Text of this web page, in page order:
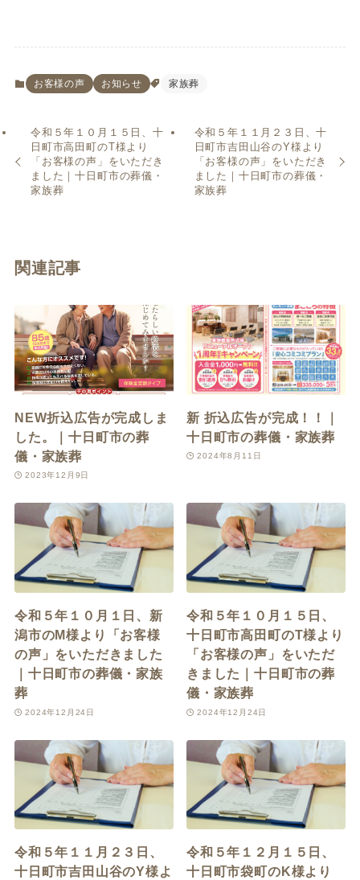
お客様の声 お知らせ 家族葬
令和５年１０月１５日、十
日町市高田町のT様より
「お客様の声」をいただき
ました｜十日町市の葬儀・
家族葬
令和５年１１月２３日、十
日町市吉田山谷のY様より
「お客様の声」をいただき
ました｜十日町市の葬儀・
家族葬
関連記事
NEW折込広告が完成しま
した。｜十日町市の葬
儀・家族葬
2023年12月9日
新 折込広告が完成！！｜
十日町市の葬儀・家族葬
2024年8月11日
令和５年１０月１日、新
潟市のM様より「お客様
の声」をいただきました
｜十日町市の葬儀・家族
葬
2024年12月24日
令和５年１０月１５日、
十日町市高田町のT様より
「お客様の声」をいただ
きました｜十日町市の葬
儀・家族葬
2024年12月24日
令和５年１１月２３日、
十日町市吉田山谷のY様よ
令和５年１２月１５日、
十日町市袋町のK様より